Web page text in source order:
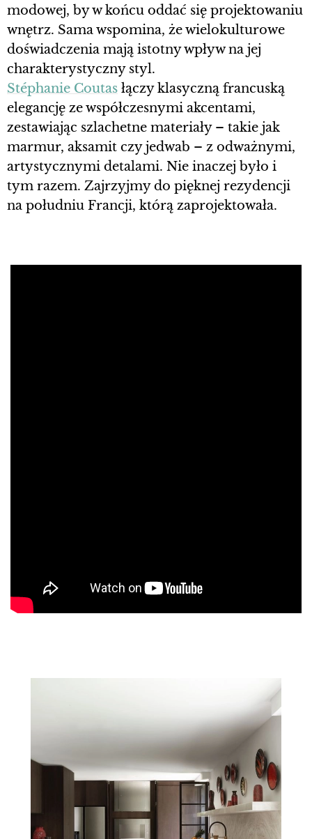
modowej, by w końcu oddać się projektowaniu
wnętrz. Sama wspomina, że wielokulturowe
doświadczenia mają istotny wpływ na jej
charakterystyczny styl.
Stéphanie Coutas łączy klasyczną francuską
elegancję ze współczesnymi akcentami,
zestawiając szlachetne materiały – takie jak
marmur, aksamit czy jedwab – z odważnymi,
artystycznymi detalami. Nie inaczej było i
tym razem. Zajrzyjmy do pięknej rezydencji
na południu Francji, którą zaprojektowała.